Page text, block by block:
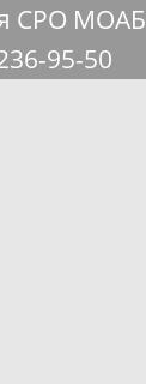
СРО МОАБ
95-50